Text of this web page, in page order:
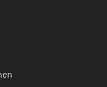
im nächsten